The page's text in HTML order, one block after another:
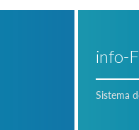
info-
Sistema